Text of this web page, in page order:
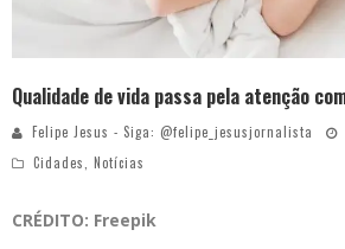
Qualidade de vida passa pela atenção
Felipe Jesus - Siga: @felipe_jesusjornalista
Cidades, Notícias
CRÉDITO: Freepik